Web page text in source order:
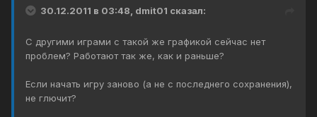
30.12.2011 в 03:48, dmit01 сказал:
С другими играми с такой же графикой сейчас нет
проблем? Работают так же, как и раньше?
Если начать игру заново (а не с последнего сохранения),
не глючит?